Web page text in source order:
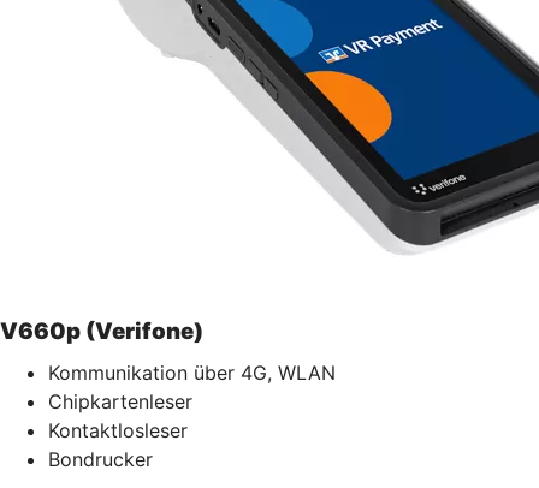
V660p (Verifone)
Kommunikation über 4G, WLAN
Chipkartenleser
Kontaktlosleser
Bondrucker